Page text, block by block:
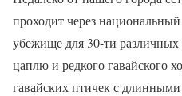
проходит через
убежище для 30-ти
цаплю и редкого гавайского
гавайских птичек с